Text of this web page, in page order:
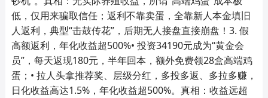
低，仅用来骗取信任；返利不靠卖蛋，全靠新人本金填旧
人返利，典型“击鼓传花”，后期无人接盘直接崩盘！3. 假
高额返利，年化收益超500%• 投资34190元成为“黄金会
员”，每天返现180元，半年回本，额外免费领28盒高端鸡
蛋；• 拉人头拿推荐奖、层级分红，多投多返、多拉多赚，
日化收益高达1.5%，年化收益超500%。真相：收益远超